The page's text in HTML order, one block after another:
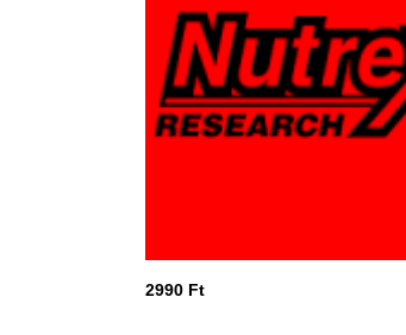
2990 Ft